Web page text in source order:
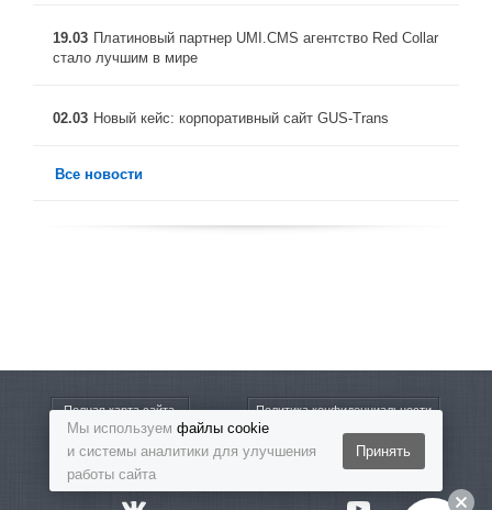
19.03 Платиновый партнер UMI.CMS агентство Red Collar
стало лучшим в мире
02.03 Новый кейс: корпоративный сайт GUS-Trans
Все новости
Полная карта сайта Политика конфиденциальности
Бесплатный звонок 8-800-5555-864
Мы используем файлы cookie
и системы аналитики для улучшения
работы сайта
Принять